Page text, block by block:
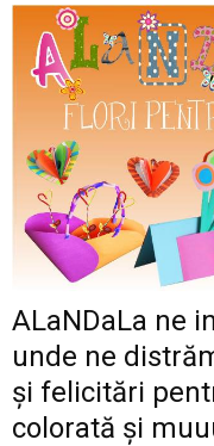
ALaNDaLa ne
unde ne
și felicitări
colorată și